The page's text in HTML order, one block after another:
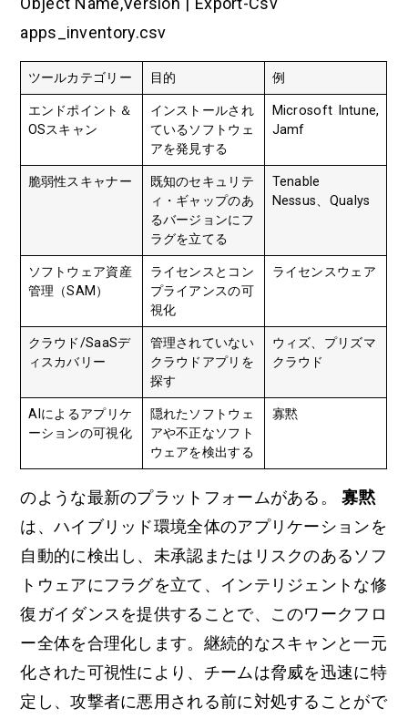
apps_inventory.csv
ツールカテゴリー 目的 例
エンドポイント＆
OSスキャン
インストールされ
ているソフトウェ
アを発見する
Microsoft Intune,
Jamf
脆弱性スキャナー
既知のセキュリテ
ィ・ギャップのあ
るバージョンにフ
ラグを立てる
Tenable
Nessus、Qualys
ソフトウェア資産
管理（SAM）
ライセンスとコン
プライアンスの可
視化
ライセンスウェア
クラウド/SaaSデ
ィスカバリー
管理されていない
クラウドアプリを
探す
ウィズ、プリズマ
クラウド
AIによるアプリケ
ーションの可視化
隠れたソフトウェ
アや不正なソフト
ウェアを検出する
寡黙
のような最新のプラットフォームがある。寡黙
は、ハイブリッド環境全体のアプリケーションを
自動的に検出し、未承認またはリスクのあるソフ
トウェアにフラグを立て、インテリジェントな修
復ガイダンスを提供することで、このワークフロ
ー全体を合理化します。継続的なスキャンと一元
化された可視性により、チームは脅威を迅速に特
定し、攻撃者に悪用される前に対処することがで